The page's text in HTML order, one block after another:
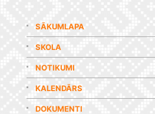
SĀKUMLAPA
SKOLA
NOTIKUMI
KALENDĀRS
DOKUMENTI